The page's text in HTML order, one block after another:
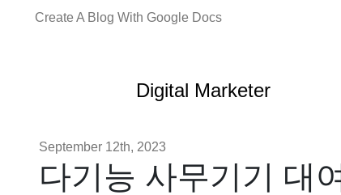
Create A Blog With Google Docs
Digital Marketer
September 12th, 2023
다기능 사무기기 대